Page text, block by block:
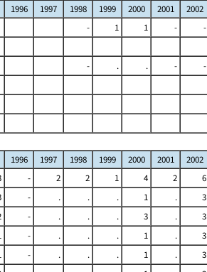
1996 1997 1998 1999 2000 2001 2002
- 1 1 - -
- . . - -
1996 1997 1998 1999 2000 2001 2002
- 2 2 1 4 2 6
- . . . 1 . 3
- . . . 3 . 3
- . . . 1 . 3
- . . . 1 . 3